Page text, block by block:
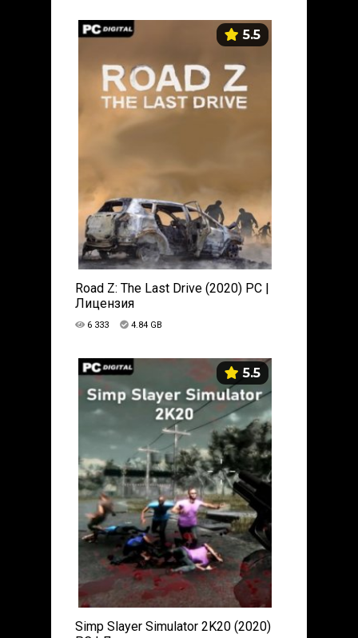
5.5
Road Z: The Last Drive (2020) PC |
Лицензия
6 333 4.84 GB
5.5
Simp Slayer Simulator 2K20 (2020)